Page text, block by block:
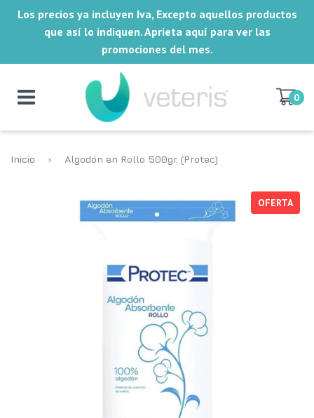
Los precios ya incluyen Iva, Excepto aquellos productos
que así lo indiquen. Aprieta aquí para ver las
promociones del mes.
0
Inicio › Algodón en Rollo 500gr. (Protec)
OFERTA